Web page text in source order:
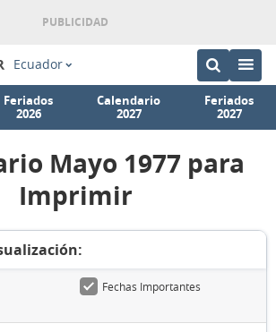
Ecuador
Feriados
2026
Calendario
2027
Feriados
2027
Mayo 1977 para
Imprimir
Fechas Importantes